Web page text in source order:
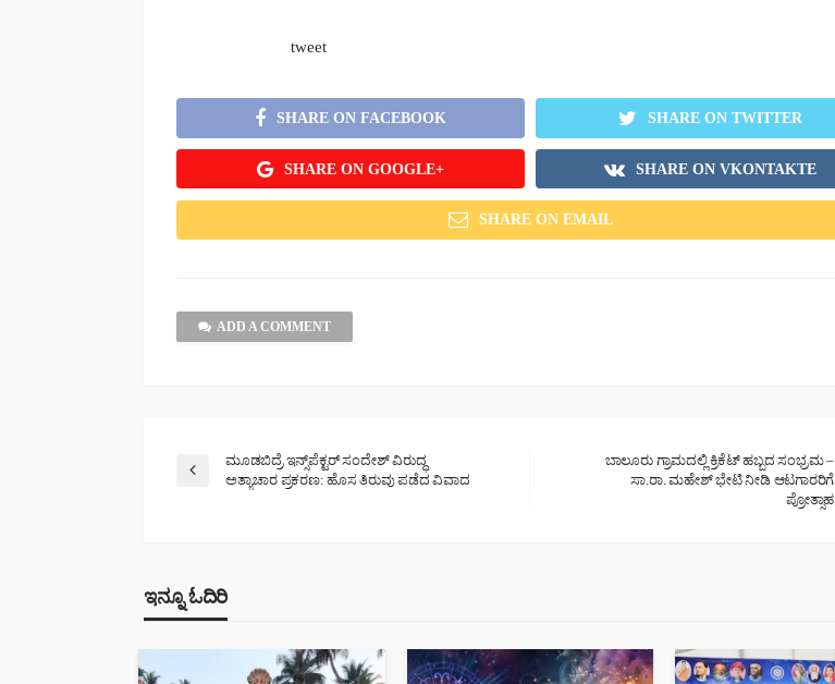
tweet
SHARE ON FACEBOOK SHARE ON TWITTER
SHARE ON GOOGLE+ SHARE ON VKONTAKTE
SHARE ON EMAIL
ADD A COMMENT
ಮೂಡಬಿದ್ರೆ ಇನ್ಸ್‌ಪೆಕ್ಟರ್ ಸಂದೇಶ್ ವಿರುದ್ಧ
ಅತ್ಯಾಚಾರ ಪ್ರಕರಣ: ಹೊಸ ತಿರುವು ಪಡೆದ ವಿವಾದ
ಬಾಲೂರು ಗ್ರಾಮದಲ್ಲಿ ಕ್ರಿಕೆಟ್ ಹಬ್ಬದ ಸಂಭ್ರಮ –
ಸಾ.ರಾ. ಮಹೇಶ್ ಭೇಟಿ ನೀಡಿ ಆಟಗಾರರಿಗೆ
ಪ್ರೋತ್ಸಾಹ
ಇನ್ನೂ ಓದಿರಿ